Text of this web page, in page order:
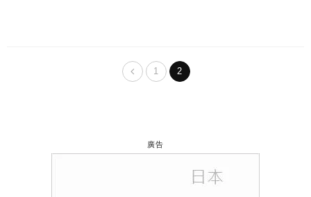
1 2
廣告